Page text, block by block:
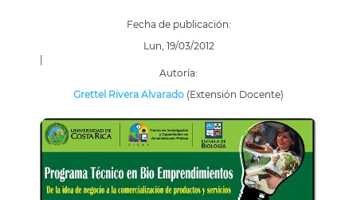
Fecha de publicación:
Lun, 19/03/2012
|
Autoría:
Grettel Rivera Alvarado (Extensión Docente)